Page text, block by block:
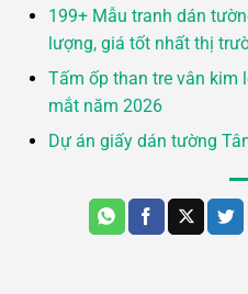
199+ Mẫu tranh dán
lượng, giá tốt nhất thị
Tấm ốp than tre vân kim
mắt năm 2026
Dự án giấy dán tường